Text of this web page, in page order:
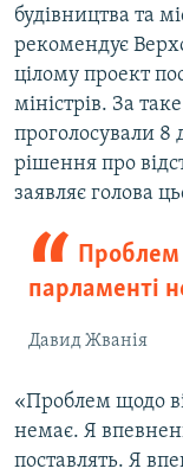
будівництва та
рекомендує
цілому проект
міністрів. За
проголосували 8
рішення про
заявляє голова
Проблем
парламенті
Давид Жванія
«Проблем щодо
немає. Я
поставлять. Я